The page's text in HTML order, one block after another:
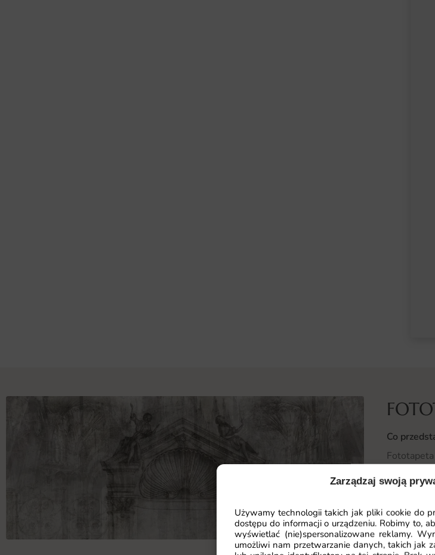
Zarządzaj swoją
Używamy technologii takich jak pliki cookie do
dostępu do informacji o urządzeniu. Robimy to,
wyświetlać (nie)spersonalizowane reklamy.
umożliwi nam przetwarzanie danych, takich jak
Co
Na jej tle
okresu.
także staje
Czytaj